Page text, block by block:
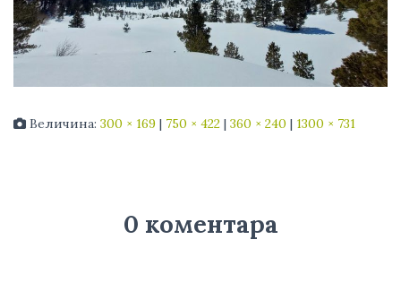
Величина: 300 × 169 | 750 × 422 | 360 × 240 | 1300 × 731
0 коментара